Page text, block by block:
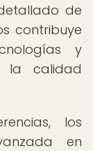
de
contribuye
y
la calidad
los
en